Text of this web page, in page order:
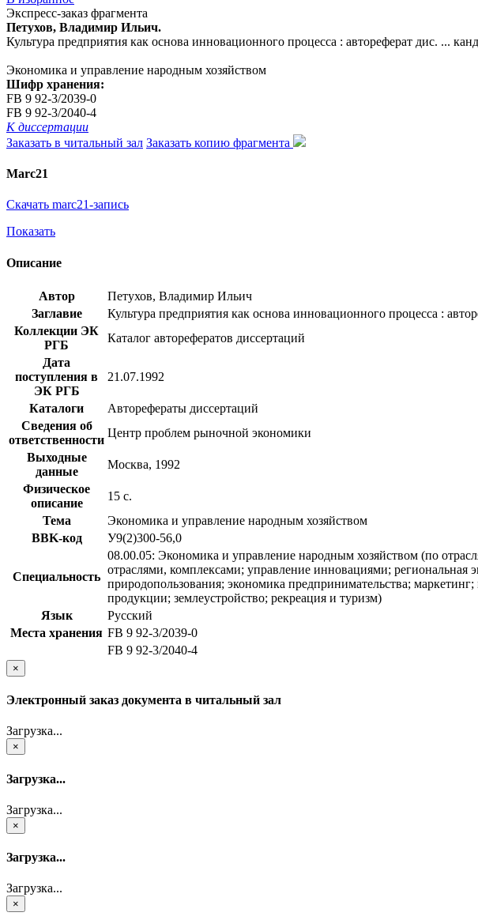
Экспресс-заказ фрагмента
Петухов, Владимир Ильич.
Культура предприятия как основа инновационного процесса : автореферат дис. ...
Экономика и управление народным хозяйством
Шифр хранения:
FB 9 92-3/2039-0
FB 9 92-3/2040-4
К диссертации
Заказать в читальный зал Заказать копию фрагмента
Marc21
Скачать marc21-запись
Показать
Описание
Автор
Петухов, Владимир Ильич
Заглавие
Культура предприятия как основа инновационного процесса :
Коллекции ЭК
РГБ
Каталог авторефератов диссертаций
Дата
поступления в
ЭК РГБ
21.07.1992
Каталоги
Авторефераты диссертаций
Сведения об
ответственности
Центр проблем рыночной экономики
Выходные
данные
Москва, 1992
Физическое
описание
15 с.
Тема
Экономика и управление народным хозяйством
BBK-код
У9(2)300-56,0
Специальность
08.00.05: Экономика и управление народным хозяйством (по
отраслями, комплексами; управление инновациями; региональная
природопользования; экономика предпринимательства;
продукции; землеустройство; рекреация и туризм)
Язык
Русский
Места хранения FB 9 92-3/2039-0
FB 9 92-3/2040-4
×
Электронный заказ документа в читальный зал
Загрузка...
×
Загрузка...
Загрузка...
×
Загрузка...
Загрузка...
×